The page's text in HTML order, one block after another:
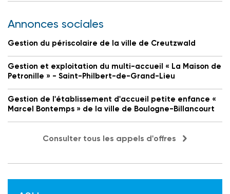
Annonces sociales
Gestion du périscolaire de la ville de Creutzwald
Gestion et exploitation du multi-accueil « La Maison de
Petronille » - Saint-Philbert-de-Grand-Lieu
Gestion de l'établissement d'accueil petite enfance «
Marcel Bontemps » de la ville de Boulogne-Billancourt
Consulter tous les appels d'offres